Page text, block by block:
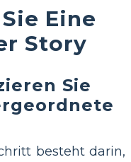
Eine
Story
Sie
besteht darin,